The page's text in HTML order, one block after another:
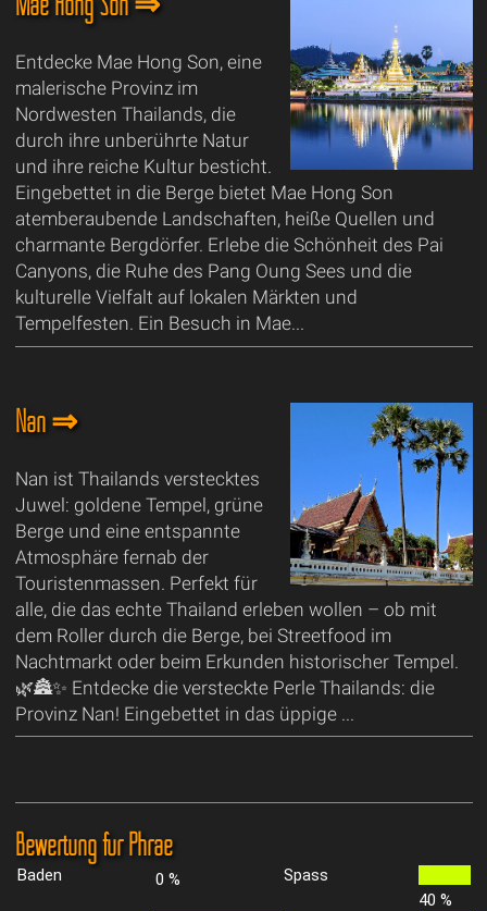
Entdecke Mae Hong Son, eine
malerische Provinz im
Nordwesten Thailands, die
durch ihre unberührte Natur
und ihre reiche Kultur besticht.
Eingebettet in die Berge bietet Mae Hong Son
atemberaubende Landschaften, heiße Quellen und
charmante Bergdörfer. Erlebe die Schönheit des Pai
Canyons, die Ruhe des Pang Oung Sees und die
kulturelle Vielfalt auf lokalen Märkten und
Tempelfesten. Ein Besuch in Mae...
Nan ⇒
Nan ist Thailands verstecktes
Juwel: goldene Tempel, grüne
Berge und eine entspannte
Atmosphäre fernab der
Touristenmassen. Perfekt für
alle, die das echte Thailand erleben wollen – ob mit
dem Roller durch die Berge, bei Streetfood im
Nachtmarkt oder beim Erkunden historischer Tempel.
🌿🏯✨ Entdecke die versteckte Perle Thailands: die
Provinz Nan! Eingebettet in das üppige ...
Bewertung für Phrae
Baden 0 %
Spass
40 %